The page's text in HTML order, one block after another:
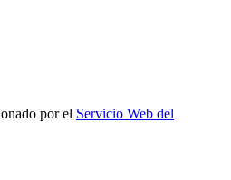
por el Servicio Web del